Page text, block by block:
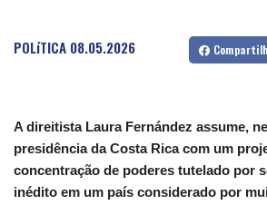
POLíTICA 08.05.2026
A direitista Laura Fernández assume,
presidência da Costa Rica com um
concentração de poderes tutelado por
inédito em um país considerado por